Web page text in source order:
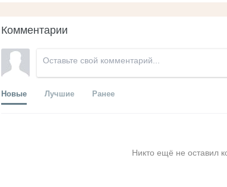
Комментарии
Новые Лучшие Ранее
Никто ещё не оставил